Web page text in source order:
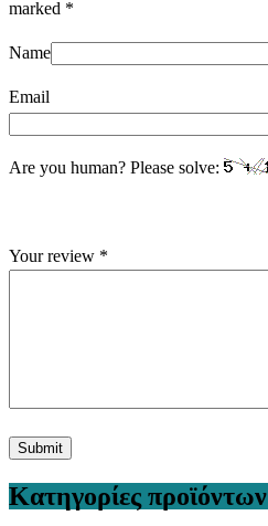
marked *
Name
Email
Are you human? Please solve:
Your review *
Κατηγορίες προϊόντων